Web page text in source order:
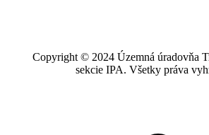
Copyright © 2024 Územná úradovňa
sekcie IPA. Všetky práva